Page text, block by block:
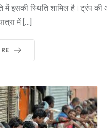
में इसकी स्थिति शामिल है।ट्रंप
में […]